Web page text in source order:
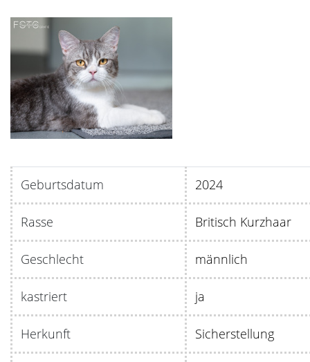
Geburtsdatum
Rasse Britisch Kurzhaar
Geschlecht männlich
kastriert ja
Herkunft Sicherstellung